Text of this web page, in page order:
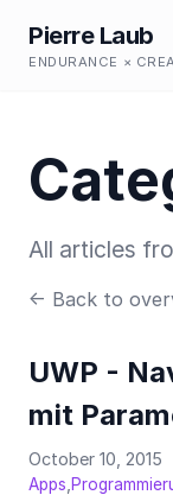
Pierre Laub
ENDURANCE ×
All articles
← Back to
UWP -
mit
October 10, 2015
Apps